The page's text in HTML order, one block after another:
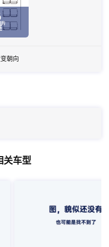
的
朝向
关车型